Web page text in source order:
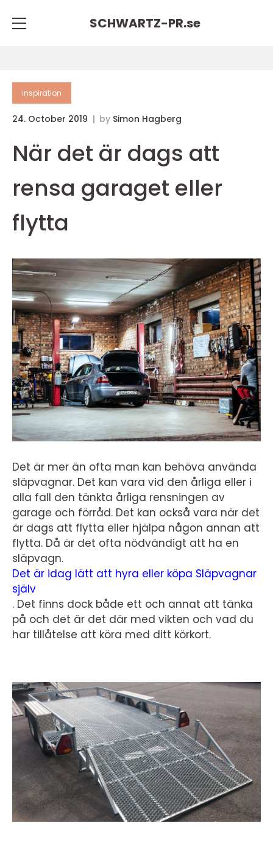
SCHWARTZ-PR.se
inspiration
24. October 2019 by Simon Hagberg
När det är dags att
rensa garaget eller
flytta
Det är mer än ofta man kan behöva använda
släpvagnar. Det kan vara vid den årliga eller i
alla fall den tänkta årliga rensningen av
garage och förråd. Det kan också vara när det
är dags att flytta eller hjälpa någon annan att
flytta. Då är det ofta nödvändigt att ha en
släpvagn.
Det är idag lätt att hyra eller köpa Släpvagnar
själv
. Det finns dock både ett och annat att tänka
på och det är det där med vikten och vad du
har tillåtelse att köra med ditt körkort.